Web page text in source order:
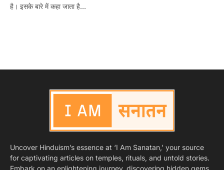
है। इसके बारे में कहा जाता है…
Uncover Hinduism’s essence at ‘I Am Sanatan,’ your source
for captivating articles on temples, rituals, and untold stories.
Embark on an enlightening journey, discovering hidden gems